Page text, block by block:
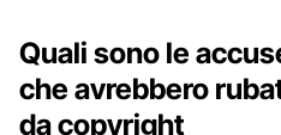
Quali sono le
che avrebbero
da copyright